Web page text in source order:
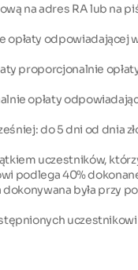
na adres RA lub na
opłaty odpowiadającej
proporcjonalnie
opłaty
do 5 dni od dnia
uczestników,
podlega 40%
była przy